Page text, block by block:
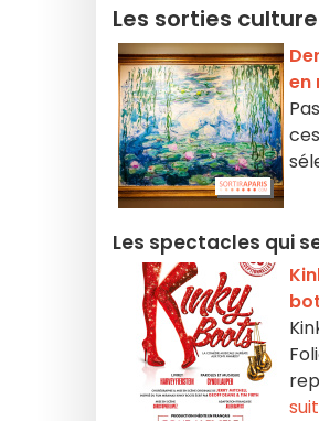
Les sorties
en
Les spectacles qui